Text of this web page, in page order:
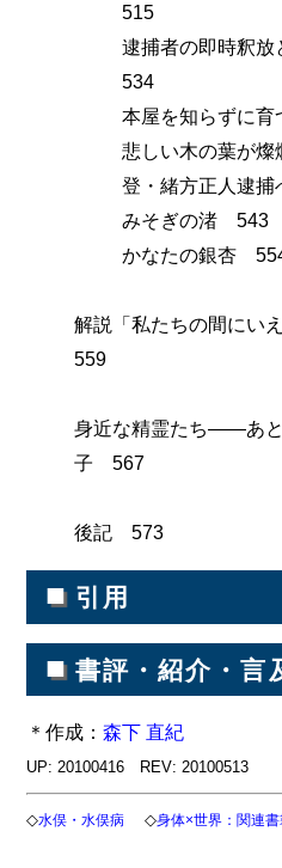
515
逮捕者の即時釈
534
本屋を知らずに
悲しい木の葉が
登・緒方正人逮
みそぎの渚 543
かなたの銀杏
解説「私たちの間に
559
身近な精霊たち――あ
子 567
後記 573
■ 引用
■ 書評・紹介・言
＊作成：森下 直紀
UP: 20100416 REV: 20100513
◇水俣・水俣病 ◇身体×世界：関連